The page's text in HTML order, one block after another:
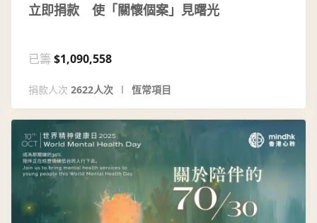
立即捐款 使「關懷個案」見曙光
已籌 $1,090,558
捐款人次 2622人次 恆常項目